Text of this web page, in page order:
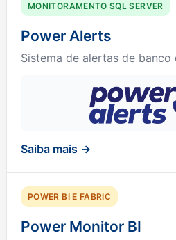
MONITORAMENTO SQL SERVER
Power Alerts
Sistema de alertas de banco
Saiba mais →
POWER BI E FABRIC
Power Monitor BI